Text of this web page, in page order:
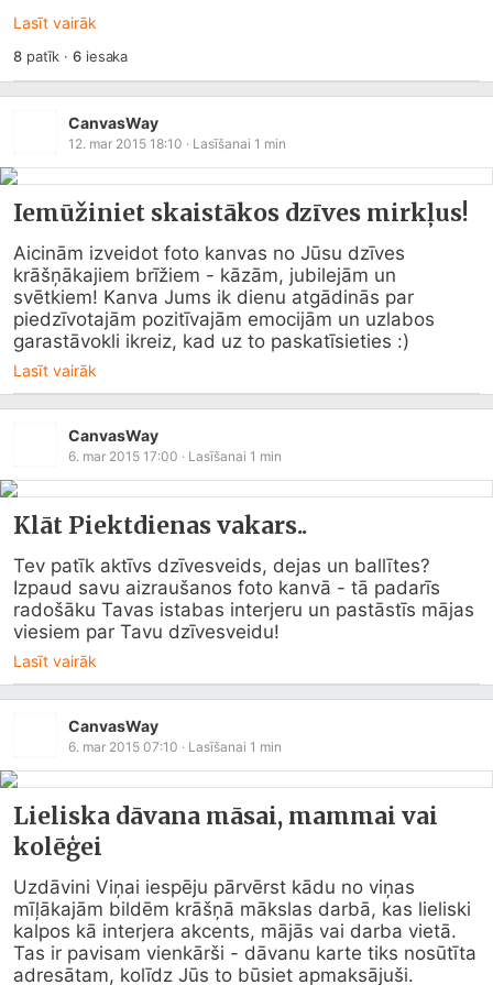
Lasīt vairāk
8patīk ·6iesaka
CanvasWay
12. mar 2015 18:10 · Lasīšanai 1 min
Iemūžiniet skaistākos dzīves mirkļus!
Aicinām izveidot foto kanvas no Jūsu dzīves
krāšņākajiem brīžiem - kāzām, jubilejām un
svētkiem! Kanva Jums ik dienu atgādinās par
piedzīvotajām pozitīvajām emocijām un uzlabos
garastāvokli ikreiz, kad uz to paskatīsieties :)
Lasīt vairāk
CanvasWay
6. mar 2015 17:00 · Lasīšanai 1 min
Klāt Piektdienas vakars..
Tev patīk aktīvs dzīvesveids, dejas un ballītes?
Izpaud savu aizraušanos foto kanvā - tā padarīs
radošāku Tavas istabas interjeru un pastāstīs mājas
viesiem par Tavu dzīvesveidu!
Lasīt vairāk
CanvasWay
6. mar 2015 07:10 · Lasīšanai 1 min
Lieliska dāvana māsai, mammai vai
kolēģei
Uzdāvini Viņai iespēju pārvērst kādu no viņas
mīļākajām bildēm krāšņā mākslas darbā, kas lieliski
kalpos kā interjera akcents, mājās vai darba vietā.
Tas ir pavisam vienkārši - dāvanu karte tiks nosūtīta
adresātam, kolīdz Jūs to būsiet apmaksājuši.